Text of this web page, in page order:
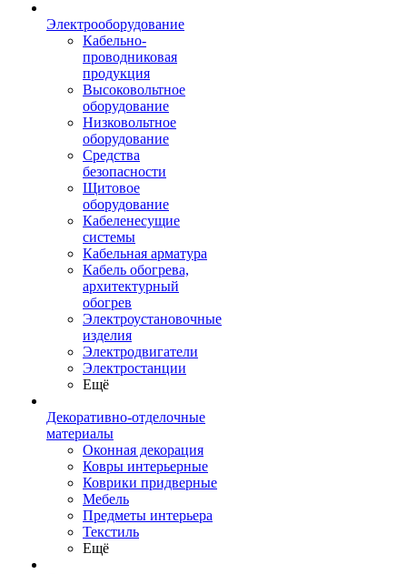
Электрооборудование
Кабельно-
проводниковая
продукция
Высоковольтное
оборудование
Низковольтное
оборудование
Средства
безопасности
Щитовое
оборудование
Кабеленесущие
системы
Кабельная арматура
Кабель обогрева,
архитектурный
обогрев
Электроустановочные
изделия
Электродвигатели
Электростанции
Ещё
Декоративно-отделочные
материалы
Оконная декорация
Ковры интерьерные
Коврики придверные
Мебель
Предметы интерьера
Текстиль
Ещё